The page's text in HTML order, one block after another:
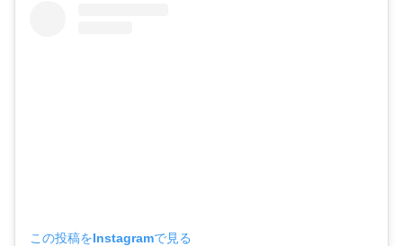
この投稿をInstagramで見る